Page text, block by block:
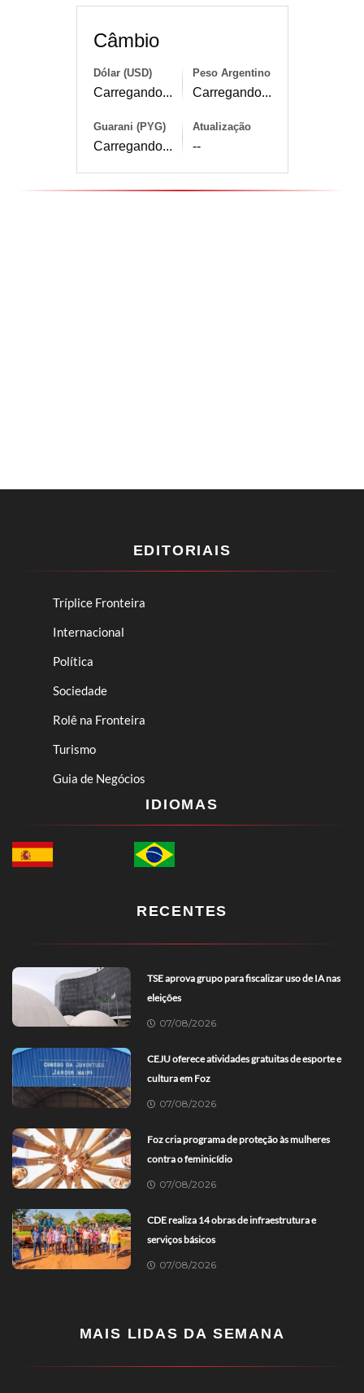
Câmbio
Dólar (USD)
Carregando...
Peso Argentino
Carregando...
Guarani (PYG)
Carregando...
Atualização
--
EDITORIAIS
Tríplice Fronteira
Internacional
Política
Sociedade
Rolê na Fronteira
Turismo
Guia de Negócios
IDIOMAS
RECENTES
TSE aprova grupo para fiscalizar uso de IA nas
eleições
07/08/2026
CEJU oferece atividades gratuitas de esporte e
cultura em Foz
07/08/2026
Foz cria programa de proteção às mulheres
contra o feminicídio
07/08/2026
CDE realiza 14 obras de infraestrutura e
serviços básicos
07/08/2026
MAIS LIDAS DA SEMANA